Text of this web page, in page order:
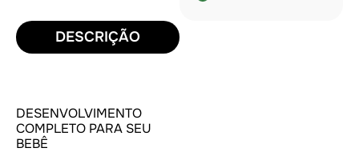
DESCRIÇÃO
DESENVOLVIMENTO
COMPLETO PARA SEU
BEBÊ